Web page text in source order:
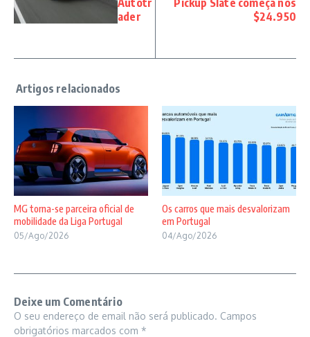
Autotr
ader
Pickup Slate começa nos
$24.950
MG torna-se parceira oficial de
mobilidade da Liga Portugal
05/Ago/2026
Os carros que mais desvalorizam
em Portugal
04/Ago/2026
Deixe um Comentário
O seu endereço de email não será publicado. Campos
obrigatórios marcados com *